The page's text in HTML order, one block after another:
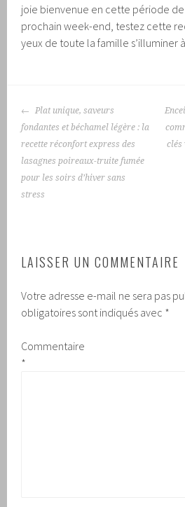
joie bienvenue en cette période de
prochain week-end, testez cette
yeux de toute la famille s’illuminer
NAVIGATION
DES
ARTICLES
Plat unique, saveurs
fondantes et béchamel légère : la
recette réconfort express des
lasagnes poireaux-truite fumée
pour les soirs d’hiver sans
stress
clés
LAISSER UN COMMENTAIRE
Votre adresse e-mail ne sera pas
obligatoires sont indiqués avec *
Commentaire
*